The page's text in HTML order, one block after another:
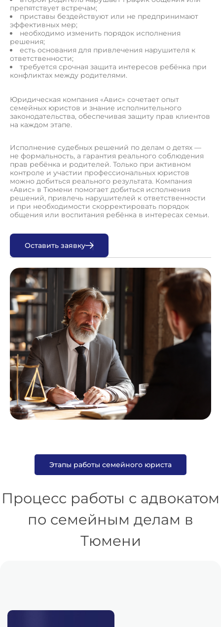
препятствует встречам;
приставы бездействуют или не предпринимают
эффективных мер;
необходимо изменить порядок исполнения
решения;
есть основания для привлечения нарушителя к
ответственности;
требуется срочная защита интересов ребёнка при
конфликтах между родителями.
Юридическая компания «Авис» сочетает опыт
семейных юристов и знание исполнительного
законодательства, обеспечивая защиту прав клиентов
на каждом этапе.
Исполнение судебных решений по делам о детях —
не формальность, а гарантия реального соблюдения
прав ребёнка и родителей. Только при активном
контроле и участии профессиональных юристов
можно добиться реального результата. Компания
«Авис» в Тюмени помогает добиться исполнения
решений, привлечь нарушителей к ответственности
и при необходимости скорректировать порядок
общения или воспитания ребёнка в интересах семьи.
Оставить заявку
Этапы работы семейного юриста
Процесс работы с адвокатом
по семейным делам в
Тюмени